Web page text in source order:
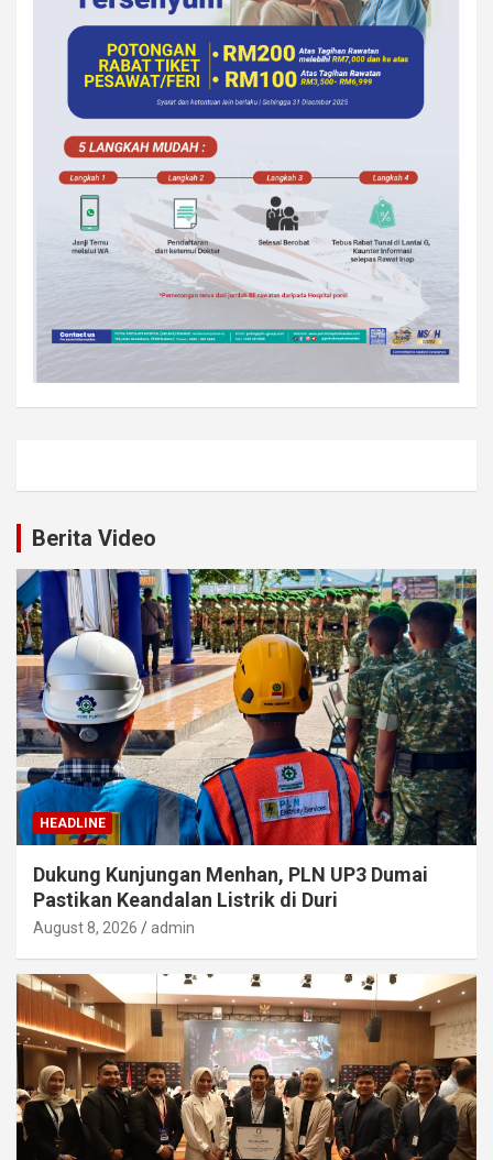
Berita Video
HEADLINE
Dukung Kunjungan Menhan, PLN UP3 Dumai
Pastikan Keandalan Listrik di Duri
August 8, 2026 admin